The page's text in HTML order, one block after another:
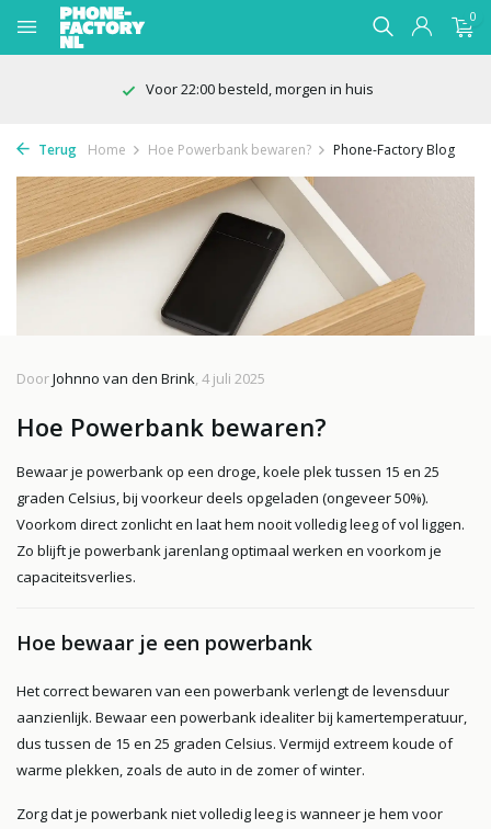
0
Voor 22:00 besteld, morgen in huis
Terug Home Hoe Powerbank bewaren? Phone-Factory Blog
DoorJohnno van den Brink, 4 juli 2025
Hoe Powerbank bewaren?
Bewaar je powerbank op een droge, koele plek tussen 15 en 25
graden Celsius, bij voorkeur deels opgeladen (ongeveer 50%).
Voorkom direct zonlicht en laat hem nooit volledig leeg of vol liggen.
Zo blijft je powerbank jarenlang optimaal werken en voorkom je
capaciteitsverlies.
Hoe bewaar je een powerbank
Het correct bewaren van een powerbank verlengt de levensduur
aanzienlijk. Bewaar een powerbank idealiter bij kamertemperatuur,
dus tussen de 15 en 25 graden Celsius. Vermijd extreem koude of
warme plekken, zoals de auto in de zomer of winter.
Zorg dat je powerbank niet volledig leeg is wanneer je hem voor